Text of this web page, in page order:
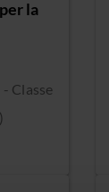
la
Classe